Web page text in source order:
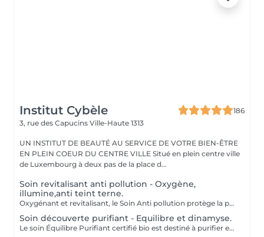
Institut Cybèle
186
3, rue des Capucins Ville-Haute 1313
UN INSTITUT DE BEAUTÉ AU SERVICE DE VOTRE BIEN-ÊTRE
EN PLEIN COEUR DU CENTRE VILLE Situé en plein centre ville
de Luxembourg à deux pas de la place d...
Soin revitalisant anti pollution - Oxygène,
illumine,anti teint terne.
Oxygénant et revitalisant, le Soin Anti pollution protège la peau de la pollution grâce à la synergie de ses formules 100% d'origine naturelle et certifiées Bio. Il recharge les batteries des peaux soumises à la pollution, ternes, stressées et fatiguées, tout en leur offrant un voile protecteur anti-adhésion contre les agressions urbaines. Ce soin court mêlant des fragrances fraîches et naturelles à des textures onctueusement légères, énergise et réveille l'éclat de la peau. Tout commence par un doux nettoyage, suivi d'un modelage signature Phyt's et de manuvres revitalisantes pour ressourcer la peau. Vient ensuite une pause fraîcheur redynamisante avec le Masque Anti-Pollution pour finir sur les notes vertes de la crème de fin de soin. La peau respire. Elle est défatiguée, énergisée et parée à affronter les agressions extérieures. Formulation Vegan Un soin express idéal pour les gens qui manquent de temps ou pour découvrir la marque Phyt's.
Soin découverte purifiant - Equilibre et dinamyse.
Le soin Équilibre Purifiant certifié bio est destiné à purifier et protéger les peaux normales à tendance grasses à l'aide d'un cocktail d'actifs purifiants et astringents spécifiques pour harmoniser le teint. Tout commence par un nettoyage doux de la peau, suivi d'une phase d'exfoliation pour faire disparaître sébum et impuretés. Le modelage spécifique réalisé ensuite avec le sérum offre à votre peau une alliance d'actifs, dont l'action est optimisée sous le masque appliqué par la suite. Ce soin se termine par l'application d'un soin de protection totalement adapté à votre type de peau. Convient pour : Peau normale à tendance grasse